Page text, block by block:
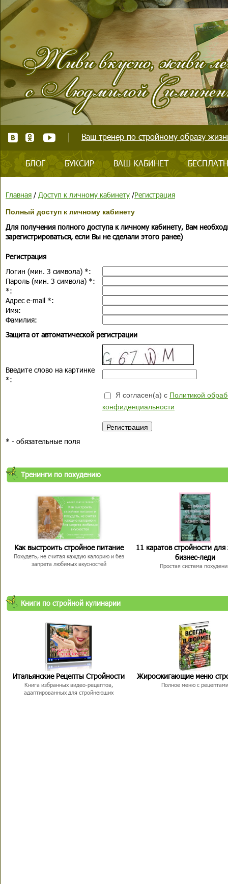
Ваш тренер по стройному образу
БЛОГ БУКСИР ВАШ КАБИНЕТ
Главная / Доступ к личному кабинету /Регистрация
Полный доступ к личному кабинету
Для получения полного доступа к личному кабинету, Вам
зарегистрироваться, если Вы не сделали этого ранее)
Регистрация
Логин (мин. 3 символа) *:
Пароль (мин. 3 символа) *:
*:
Адрес e-mail *:
Имя:
Фамилия:
Защита от автоматической регистрации
Введите слово на картинке
*:
Я согласен(а) с Политикой
конфиденциальности
* - обязательные поля
Тренинги по похудению
Как выстроить стройное питание
Похудеть, не считая каждую калорию и без
запрета любимых вкусностей
11 каратов стройности для
бизнес-леди
Простая система
Книги по стройной кулинарии
Итальянские Рецепты Стройности
Книга избранных видео-рецептов,
адаптированных для стройнеющих
Жиросжигающие меню
Полное меню с рецептами